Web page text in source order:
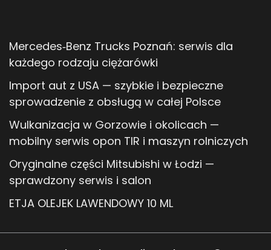
Mercedes‑Benz Trucks Poznań: serwis dla
każdego rodzaju ciężarówki
Import aut z USA — szybkie i bezpieczne
sprowadzenie z obsługą w całej Polsce
Wulkanizacja w Gorzowie i okolicach —
mobilny serwis opon TIR i maszyn rolniczych
Oryginalne części Mitsubishi w Łodzi —
sprawdzony serwis i salon
ETJA OLEJEK LAWENDOWY 10 ML